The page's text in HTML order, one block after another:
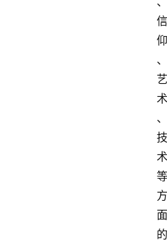
信
仰
、
艺
术
、
技
术
等
方
面
的